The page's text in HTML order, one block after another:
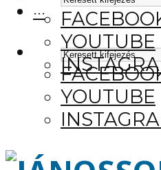
YOUTUBE
···
YOUTUBE